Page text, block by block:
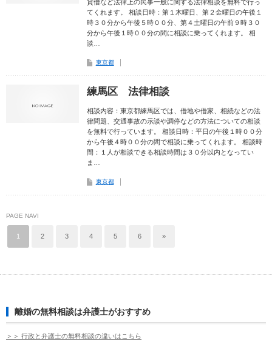
貸借など法律上の民事一般に関する法律相談を無料で行っ
てくれます。 相談日時：第１木曜日、第２金曜日の午後１
時３０分から午後５時００分、第４土曜日の午前９時３０
分から午後１時００分の間に相談に乗ってくれます。 相
談…
東京都
練馬区 法律相談
相談内容：東京都練馬区では、借地や借家、相続などの法
律問題、交通事故の示談や調停などの方法についての相談
を無料で行っています。 相談日時：平日の午後１時００分
から午後４時００分の間で相談に乗ってくれます。 相談時
間：１人が相談できる相談時間は３０分以内となってい
ま…
東京都
PAGE NAVI
1 2 3 4 5 6 »
離婚の無料相談は弁護士がおすすめ
＞＞ 行政と弁護士の無料相談の違いはこちら